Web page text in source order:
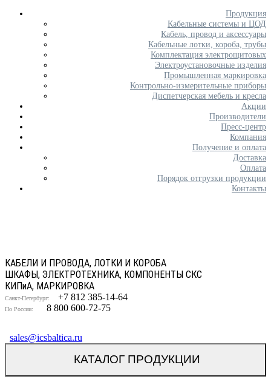
Продукция
Кабельные системы и ЦОД
Кабель, провод и аксессуары
Кабельные лотки, короба, трубы
Комплектация электрощитовых
Электроустановочные изделия
Промышленная маркировка
Контрольно-измерительные приборы
Диспетчерская мебель и кресла
Акции
Производители
Пресс-центр
Компания
Получение и оплата
Доставка
Оплата
Порядок отгрузки продукции
Контакты
КАБЕЛИ И ПРОВОДА, ЛОТКИ И КОРОБА
ШКАФЫ, ЭЛЕКТРОТЕХНИКА, КОМПОНЕНТЫ СКС
КИПиА, МАРКИРОВКА
Санкт-Петербург: +7 812 385-14-64
По России: 8 800 600-72-75
sales@icsbaltica.ru
КАТАЛОГ ПРОДУКЦИИ